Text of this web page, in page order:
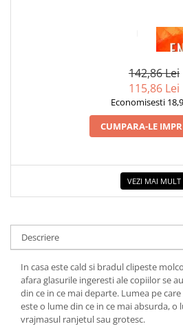
142,86 Lei
115,86 Lei
Economisesti
CUMPARA-LE
VEZI MAI MULT
Descriere
In casa este cald si bradul clipeste
afara glasurile ingeresti ale copiilor se
din ce in ce mai departe. Lumea pe
este o lume din ce in ce mai absurda, o
vrajmasul ranjetul sau grotesc.